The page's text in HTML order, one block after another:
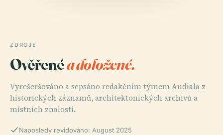
ZDROJE
Ověřenéa doložené.
Vyrešeršováno a sepsáno redakčním týmem Audiala z
historických záznamů, architektonických archivů a
místních znalostí.
Naposledy revidováno: August 2025